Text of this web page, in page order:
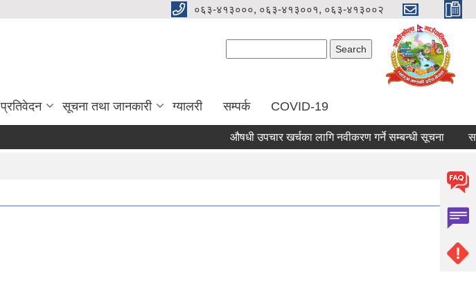
०६३-४१३०००, ०६३-४१३००१, ०६३-४१३००२
प्रतिवेदन सूचना तथा जानकारी ग्यालरी सम्पर्क COVID-19
औषधी उपचार खर्चका लागि नवीकरण गर्ने सम्बन्धी सूचना